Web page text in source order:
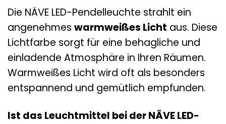
Die NÄVE LED-Pendelleuchte strahlt ein
angenehmes warmweißes Licht aus. Diese
Lichtfarbe sorgt für eine behagliche und
einladende Atmosphäre in Ihren Räumen.
Warmweißes Licht wird oft als besonders
entspannend und gemütlich empfunden.
Ist das Leuchtmittel bei der NÄVE LED-